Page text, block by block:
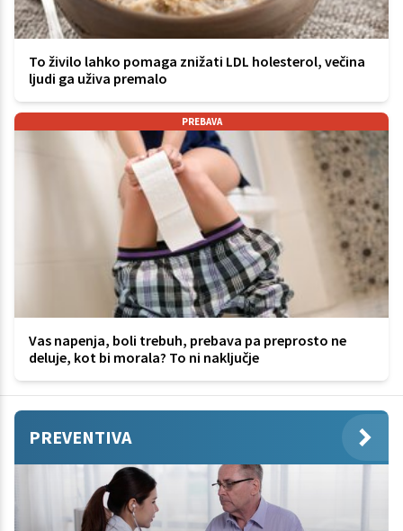
To živilo lahko pomaga znižati LDL holesterol, večina
ljudi ga uživa premalo
PREBAVA
Vas napenja, boli trebuh, prebava pa preprosto ne
deluje, kot bi morala? To ni naključje
PREVENTIVA